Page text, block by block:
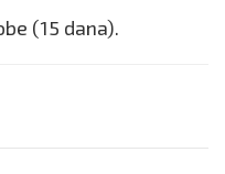
(15 dana).